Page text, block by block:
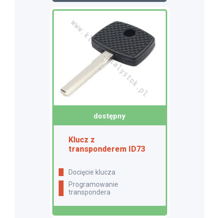
dostępny
Klucz z
transponderem ID73
docięcie klucza
programowanie
transpondera